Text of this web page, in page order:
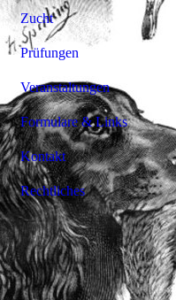
Zucht
Prüfungen
Veranstaltungen
Formulare & Links
Kontakt
Rechtliches